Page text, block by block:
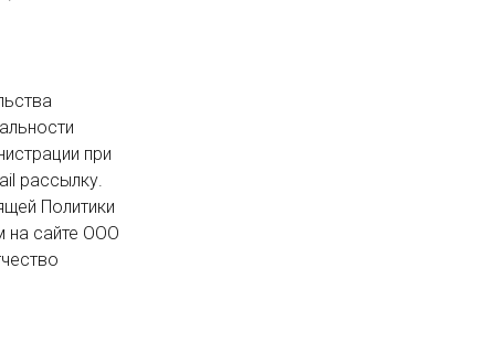
при
рассылку.
на сайте ООО